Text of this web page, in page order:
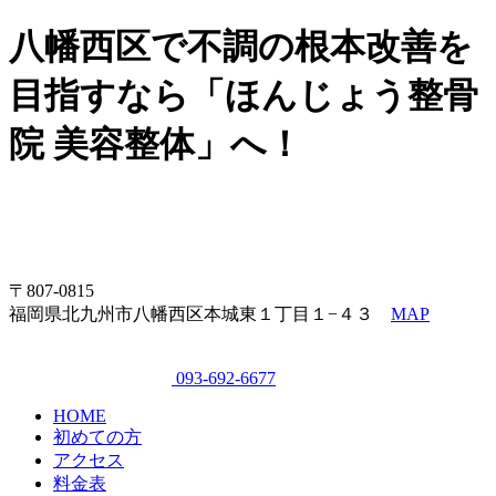
八幡西区で不調の根本改善を
目指すなら「ほんじょう整骨
院 美容整体」へ！
〒807-0815
福岡県北九州市八幡西区本城東１丁目１−４３ MAP
093-692-6677
HOME
初めての方
アクセス
料金表